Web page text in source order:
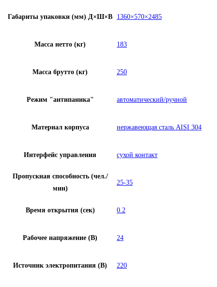
Габариты упаковки (мм) Д×Ш×В 1360×570×2485
Масса нетто (кг) 183
Масса брутто (кг) 250
Режим "антипаника" автоматический/ручной
Материал корпуса нержавеющая сталь AISI 304
Интерфейс управления сухой контакт
Пропускная способность (чел./
мин)
25-35
Время открытия (сек) 0.2
Рабочее напряжение (В) 24
Источник электропитания (В) 220